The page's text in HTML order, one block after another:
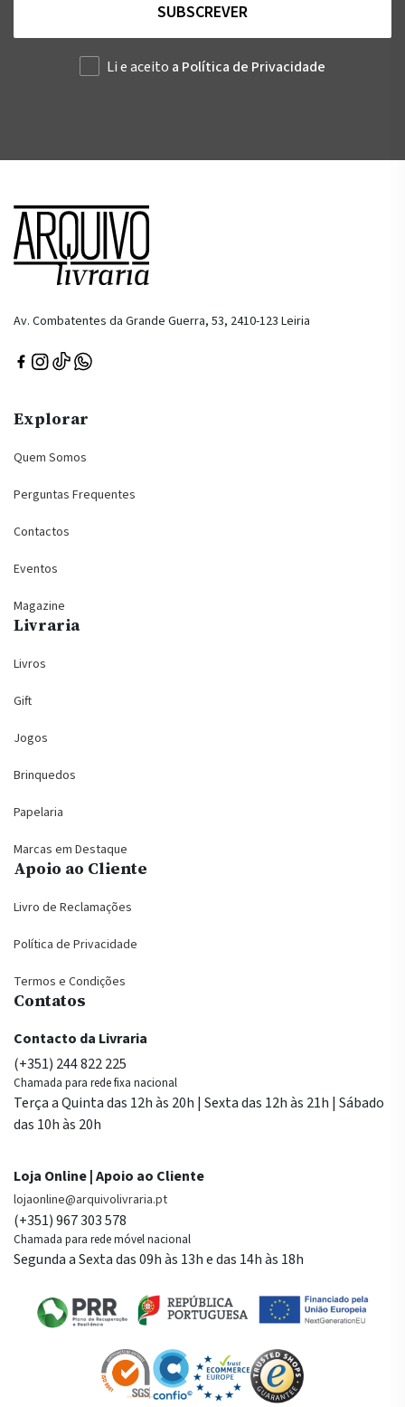
SUBSCREVER
Li e aceito a Política de Privacidade
Av. Combatentes da Grande Guerra, 53, 2410-123 Leiria
Explorar
Quem Somos
Perguntas Frequentes
Contactos
Eventos
Magazine
Livraria
Livros
Gift
Jogos
Brinquedos
Papelaria
Marcas em Destaque
Apoio ao Cliente
Livro de Reclamações
Política de Privacidade
Termos e Condições
Contatos
Contacto da Livraria
(+351) 244 822 225
Chamada para rede fixa nacional
Terça a Quinta das 12h às 20h | Sexta das 12h às 21h | Sábado
das 10h às 20h
Loja Online | Apoio ao Cliente
lojaonline@arquivolivraria.pt
(+351) 967 303 578
Chamada para rede móvel nacional
Segunda a Sexta das 09h às 13h e das 14h às 18h